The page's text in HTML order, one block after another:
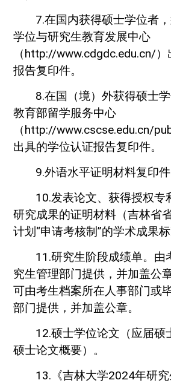
7.在国内获得硕士学位者
学位与研究生教育发展中心
（http://www.cdgdc.edu.cn/
报告复印件。
8.在国（境）外获得硕士
教育部留学服务中心
（http://www.cscse.edu.cn/
出具的学位认证报告复印件。
9.外语水平证明材料复印件
10.发表论文、获得授权专
研究成果的证明材料（吉林省
计划“申请考核制”的学术成果
11.研究生阶段成绩单。由
究生管理部门提供，并加盖公
可由考生档案所在人事部门或
部门提供，并加盖公章。
12.硕士学位论文（应届硕
硕士论文概要）。
13.《吉林大学2024年研